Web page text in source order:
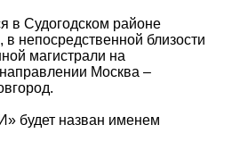
в Судогодском районе
непосредственной близости
магистрали на
Москва –
будет назван именем